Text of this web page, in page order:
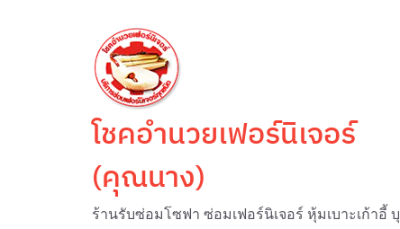
โชคอำนวยเฟอร์นิเจอร์
(คุณนาง)
ร้านรับซ่อมโซฟา ซ่อมเฟอร์นิเจอร์ หุ้มเบาะเก้าอี้ บุ